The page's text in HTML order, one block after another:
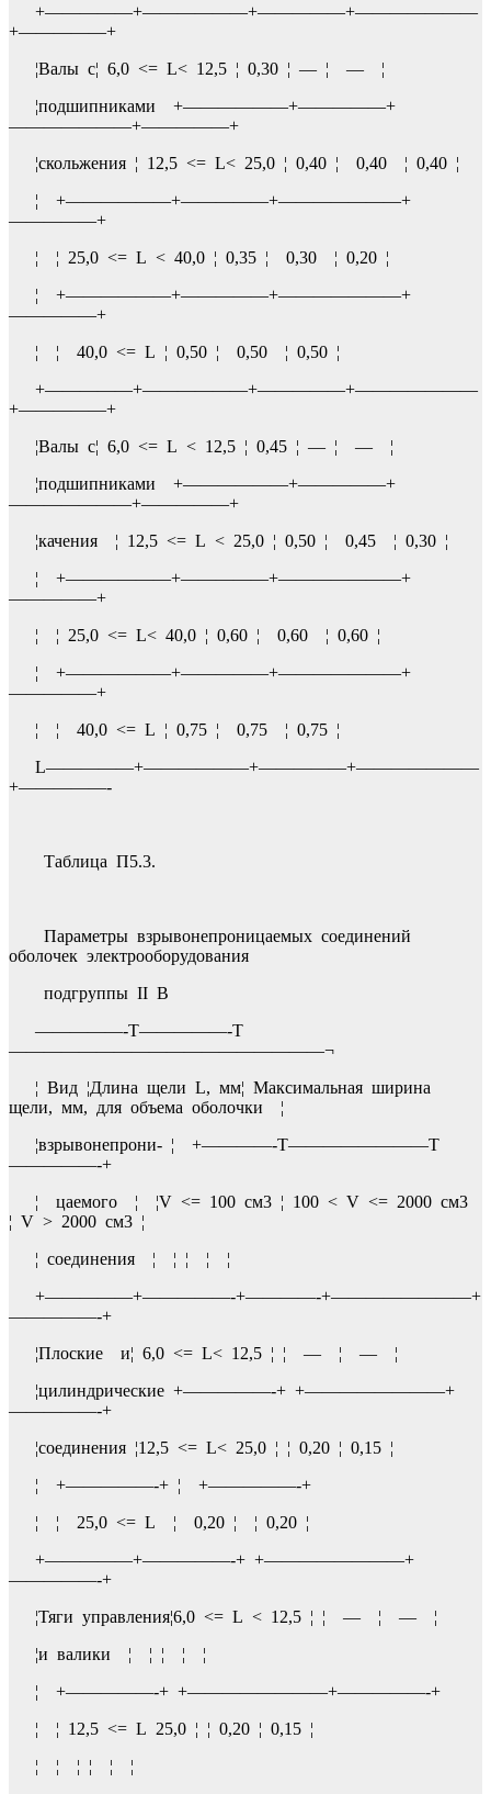
+—————+——————+—————+———————
+—————+
¦Валы с¦ 6,0 <= L< 12,5 ¦ 0,30 ¦ — ¦ — ¦
¦подшипниками +——————+—————+
———————+—————+
¦скольжения ¦ 12,5 <= L< 25,0 ¦ 0,40 ¦ 0,40 ¦ 0,40 ¦
¦ +——————+—————+———————+
—————+
¦ ¦ 25,0 <= L < 40,0 ¦ 0,35 ¦ 0,30 ¦ 0,20 ¦
¦ +——————+—————+———————+
—————+
¦ ¦ 40,0 <= L ¦ 0,50 ¦ 0,50 ¦ 0,50 ¦
+—————+——————+—————+———————
+—————+
¦Валы с¦ 6,0 <= L < 12,5 ¦ 0,45 ¦ — ¦ — ¦
¦подшипниками +——————+—————+
———————+—————+
¦качения ¦ 12,5 <= L < 25,0 ¦ 0,50 ¦ 0,45 ¦ 0,30 ¦
¦ +——————+—————+———————+
—————+
¦ ¦ 25,0 <= L< 40,0 ¦ 0,60 ¦ 0,60 ¦ 0,60 ¦
¦ +——————+—————+———————+
—————+
¦ ¦ 40,0 <= L ¦ 0,75 ¦ 0,75 ¦ 0,75 ¦
L—————+——————+—————+———————
+—————-
Таблица П5.3.
Параметры взрывонепроницаемых соединений
оболочек электрооборудования
подгруппы II В
—————-T—————-T
——————————————————¬
¦ Вид ¦Длина щели L, мм¦ Максимальная ширина
щели, мм, для объема оболочки ¦
¦взрывонепрони- ¦ +————-T————————T
—————-+
¦ цаемого ¦ ¦V <= 100 см3 ¦ 100 < V <= 2000 см3
¦ V > 2000 см3 ¦
¦ соединения ¦ ¦ ¦ ¦ ¦
+—————+—————-+————-+————————+
—————-+
¦Плоские и¦ 6,0 <= L< 12,5 ¦ ¦ — ¦ — ¦
¦цилиндрические +—————-+ +————————+
—————-+
¦соединения ¦12,5 <= L< 25,0 ¦ ¦ 0,20 ¦ 0,15 ¦
¦ +—————-+ ¦ +—————-+
¦ ¦ 25,0 <= L ¦ 0,20 ¦ ¦ 0,20 ¦
+—————+—————-+ +————————+
—————-+
¦Тяги управления¦6,0 <= L < 12,5 ¦ ¦ — ¦ — ¦
¦и валики ¦ ¦ ¦ ¦ ¦
¦ +—————-+ +————————+—————-+
¦ ¦ 12,5 <= L 25,0 ¦ ¦ 0,20 ¦ 0,15 ¦
¦ ¦ ¦ ¦ ¦ ¦